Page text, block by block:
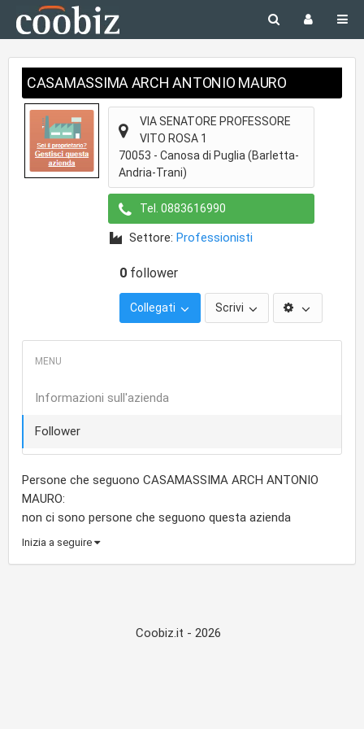
CASAMASSIMA ARCH ANTONIO MAURO
VIA SENATORE PROFESSORE
VITO ROSA 1
70053 - Canosa di Puglia (Barletta-
Andria-Trani)
Tel. 0883616990
Settore: Professionisti
0 follower
Collegati Scrivi
Informazioni sull'azienda
Follower
Persone che seguono CASAMASSIMA ARCH ANTONIO
MAURO:
non ci sono persone che seguono questa azienda
Inizia a seguire
Coobiz.it - 2026